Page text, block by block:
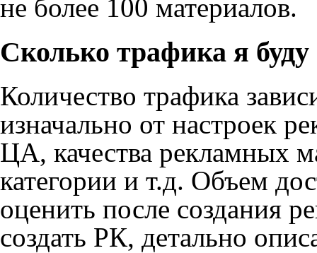
не более 100 материалов.
Сколько трафика я буду
Количество трафика
изначально от настроек
ЦА, качества рекламных
категории и т.д. Объем
оценить после создания
создать РК, детально